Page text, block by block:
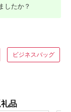
したか？
ビジネスバッグ
品